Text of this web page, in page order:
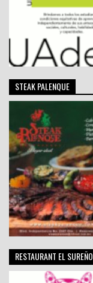
STEAK PALENQUE
RESTAURANT EL SUREÑO